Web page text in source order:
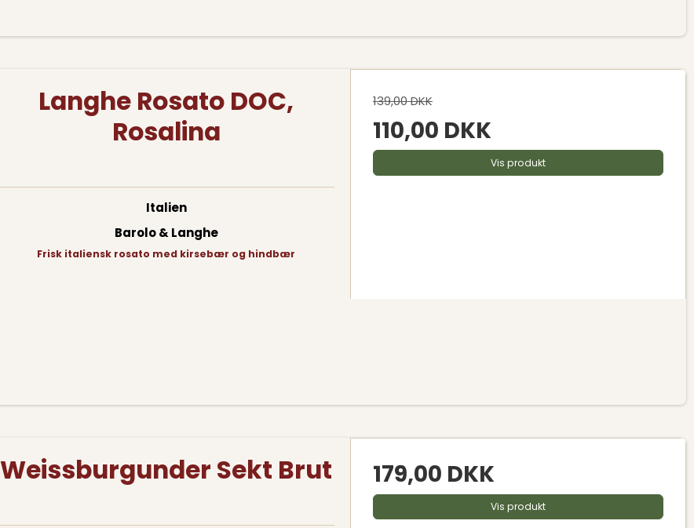
Langhe Rosato DOC,
Rosalina
Italien
Barolo & Langhe
Frisk italiensk rosato med kirsebær og hindbær
139,00 DKK
110,00 DKK
Vis produkt
Weissburgunder Sekt Brut 179,00 DKK
Vis produkt